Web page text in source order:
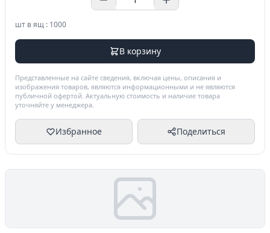
шт в ящ : 1000
В корзину
Представленные на сайте сведения, включая цены, описания и
изображения товаров, являются информационными и не являются
публичной офертой. Актуальную стоимость и наличие товара
уточняйте у менеджера.
Избранное Поделиться